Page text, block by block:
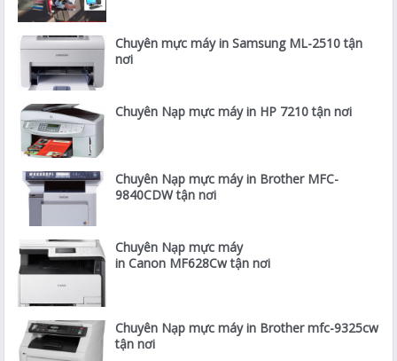
Chuyên mực máy in Samsung ML-2510 tận
nơi
Chuyên Nạp mực máy in HP 7210 tận nơi
Chuyên Nạp mực máy in Brother MFC-
9840CDW tận nơi
Chuyên Nạp mực máy
in Canon MF628Cw tận nơi
Chuyên Nạp mực máy in Brother mfc-9325cw
tận nơi